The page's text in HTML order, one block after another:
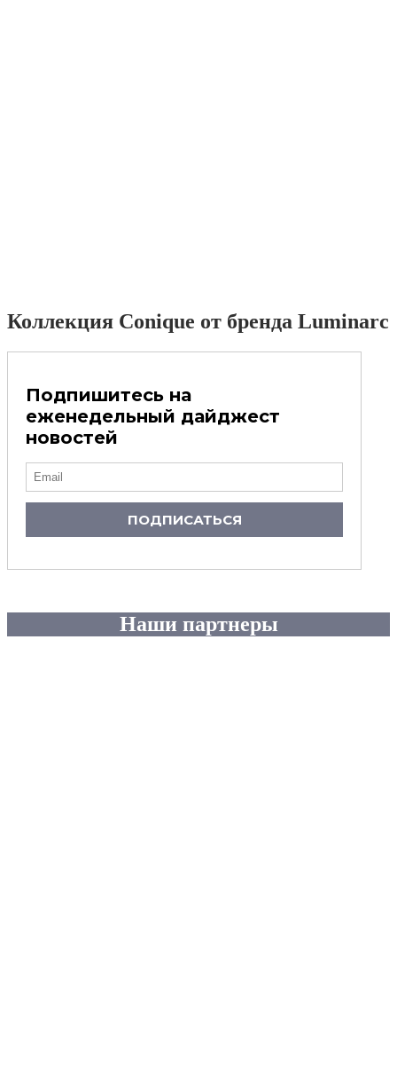
Коллекция Conique от бренда Luminarc
Подпишитесь на
еженедельный дайджест
новостей
ПОДПИСАТЬСЯ
Наши партнеры